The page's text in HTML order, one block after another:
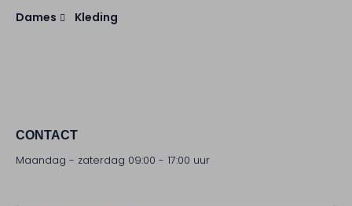
Dames Kleding
CONTACT
Maandag - zaterdag 09:00 - 17:00 uur